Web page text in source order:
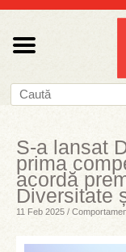
S-a lansat
prima
acordă
Diversitate
11 Feb 2025 /